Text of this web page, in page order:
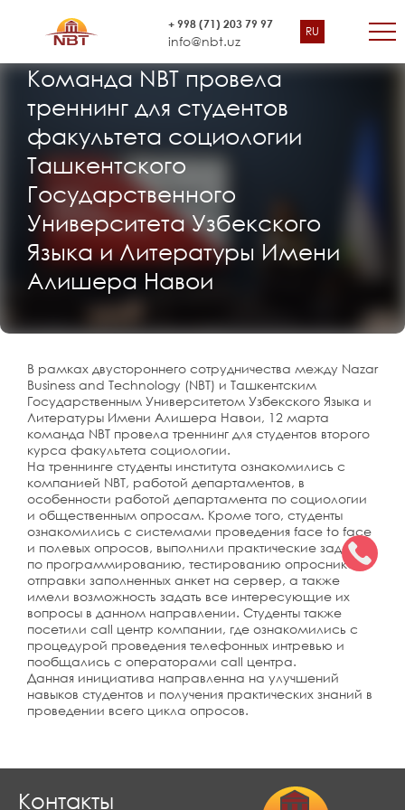
RU
+ 998 (71) 203 79 97
info@nbt.uz
Команда NBT провела
треннинг для студентов
факультета социологии
Ташкентского
Государственного
Университета Узбекского
Языка и Литературы Имени
Алишера Навои
В рамках двустороннего сотрудничества между Nazar
Business and Technology (NBT) и Ташкентским
Государственным Университетом Узбекского Языка и
Литературы Имени Алишера Навои, 12 марта
команда NBT провела треннинг для студентов второго
курса факультета социологии.
На треннинге студенты института ознакомились с
компанией NBT, работой департаментов, в
особенности работой департамента по социологии
и общественным опросам. Кроме того, студенты
ознакомились с системами проведения face to face
и полевых опросов, выполнили практические задания
по программированию, тестированию опросника и
отправки заполненных анкет на сервер, а также
имели возможность задать все интересующие их
вопросы в данном направлении. Студенты также
посетили call центр компании, где ознакомились с
процедурой проведения телефонных интревью и
пообщались с операторами call центра.
Данная инициатива направленна на улучшений
навыков студентов и получения практических знаний в
проведении всего цикла опросов.
Контакты